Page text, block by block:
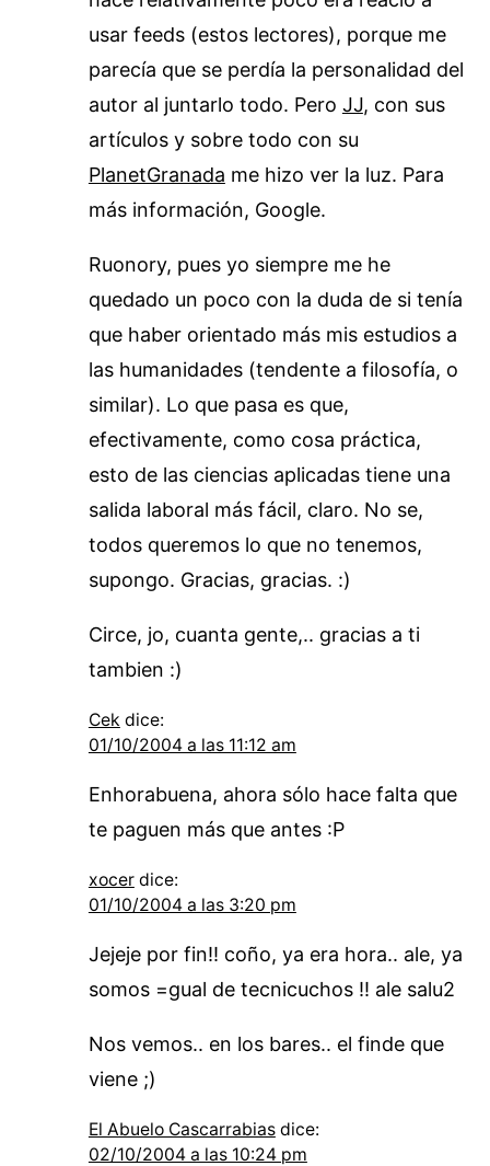
usar feeds (estos lectores), porque me
parecía que se perdía la personalidad del
autor al juntarlo todo. Pero JJ, con sus
artículos y sobre todo con su
PlanetGranada me hizo ver la luz. Para
más información, Google.
Ruonory, pues yo siempre me he
quedado un poco con la duda de si tenía
que haber orientado más mis estudios a
las humanidades (tendente a filosofía, o
similar). Lo que pasa es que,
efectivamente, como cosa práctica,
esto de las ciencias aplicadas tiene una
salida laboral más fácil, claro. No se,
todos queremos lo que no tenemos,
supongo. Gracias, gracias. :)
Circe, jo, cuanta gente,.. gracias a ti
tambien :)
Cek dice:
01/10/2004 a las 11:12 am
Enhorabuena, ahora sólo hace falta que
te paguen más que antes :P
xocer dice:
01/10/2004 a las 3:20 pm
Jejeje por fin!! coño, ya era hora.. ale, ya
somos =gual de tecnicuchos !! ale salu2
Nos vemos.. en los bares.. el finde que
viene ;)
El Abuelo Cascarrabias dice:
02/10/2004 a las 10:24 pm